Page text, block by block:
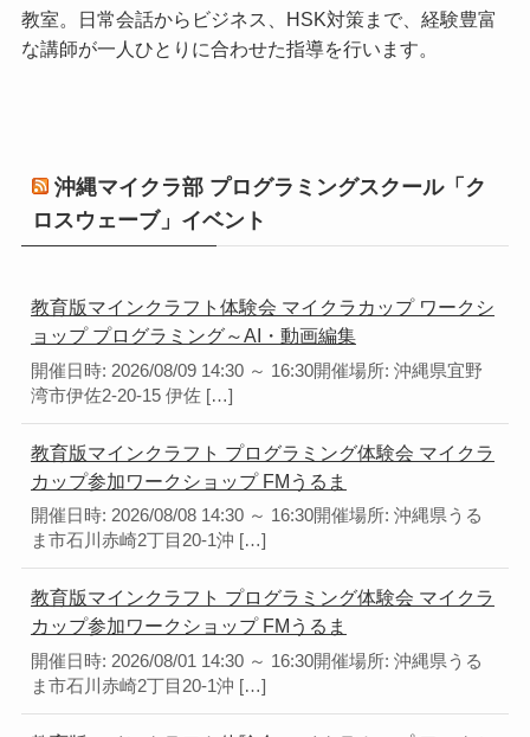
教室。日常会話からビジネス、HSK対策まで、経験豊富
な講師が一人ひとりに合わせた指導を行います。
沖縄マイクラ部 プログラミングスクール「ク
ロスウェーブ」イベント
教育版マインクラフト体験会 マイクラカップ ワークシ
ョップ プログラミング～AI・動画編集
開催日時: 2026/08/09 14:30 ～ 16:30開催場所: 沖縄県宜野
湾市伊佐2-20-15 伊佐 […]
教育版マインクラフト プログラミング体験会 マイクラ
カップ参加ワークショップ FMうるま
開催日時: 2026/08/08 14:30 ～ 16:30開催場所: 沖縄県うる
ま市石川赤崎2丁目20-1沖 […]
教育版マインクラフト プログラミング体験会 マイクラ
カップ参加ワークショップ FMうるま
開催日時: 2026/08/01 14:30 ～ 16:30開催場所: 沖縄県うる
ま市石川赤崎2丁目20-1沖 […]